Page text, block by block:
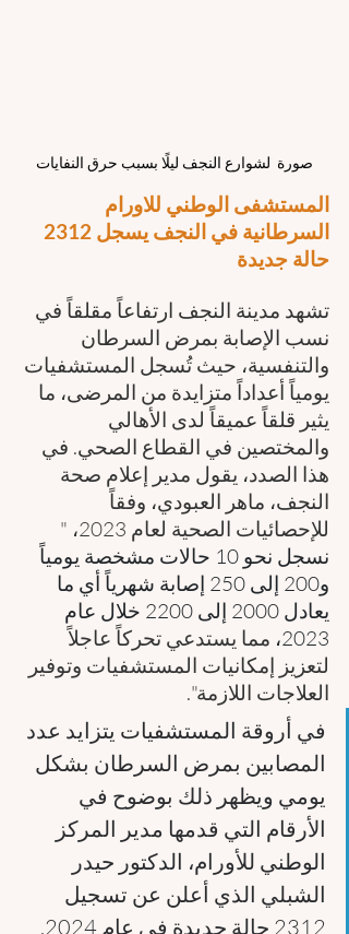
صورة  لشوارع النجف ليلًا بسبب حرق النفايات
المستشفى الوطني للاورام
حالة جديدة
تشهد مدينة النجف ارتفاعاً مقلقاً في
نسب الإصابة بمرض السرطان
والتنفسية، حيث تُسجل المستشفيات
يومياً أعداداً متزايدة من المرضى، ما
يثير قلقاً عميقاً لدى الأهالي
والمختصين في القطاع الصحي. في
هذا الصدد، يقول مدير إعلام صحة
النجف، ماهر العبودي، وفقاً
للإحصائيات الصحية لعام 2023، "
نسجل نحو 10 حالات مشخصة يومياً
و200 إلى 250 إصابة شهرياً أي ما
يعادل 2000 إلى 2200 خلال عام
2023، مما يستدعي تحركاً عاجلاً
لتعزيز إمكانيات المستشفيات وتوفير
العلاجات اللازمة".
في أروقة المستشفيات يتزايد عدد
المصابين بمرض السرطان بشكل
يومي ويظهر ذلك بوضوح في
الأرقام التي قدمها مدير المركز
الوطني للأورام، الدكتور حيدر
الشبلي الذي أعلن عن تسجيل
2312 حالة جديدة في عام 2024.